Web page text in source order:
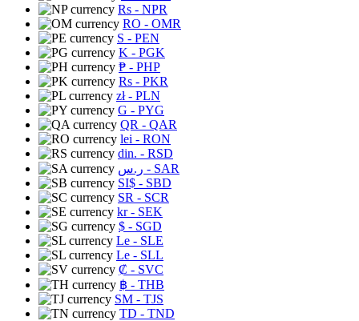
Rs - NPR
RO - OMR
S - PEN
K - PGK
₱ - PHP
Rs - PKR
zł- PLN
G - PYG
QR - QAR
lei - RON
din. - RSD
ر.س - SAR
SI$ - SBD
SR - SCR
kr- SEK
$ - SGD
Le - SLE
Le - SLL
₡ - SVC
฿ - THB
ЅМ - TJS
TD - TND